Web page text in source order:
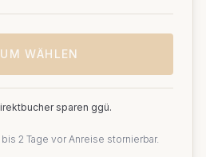
WÄHLEN
sparen ggü.
2 Tage vor Anreise stornierbar.